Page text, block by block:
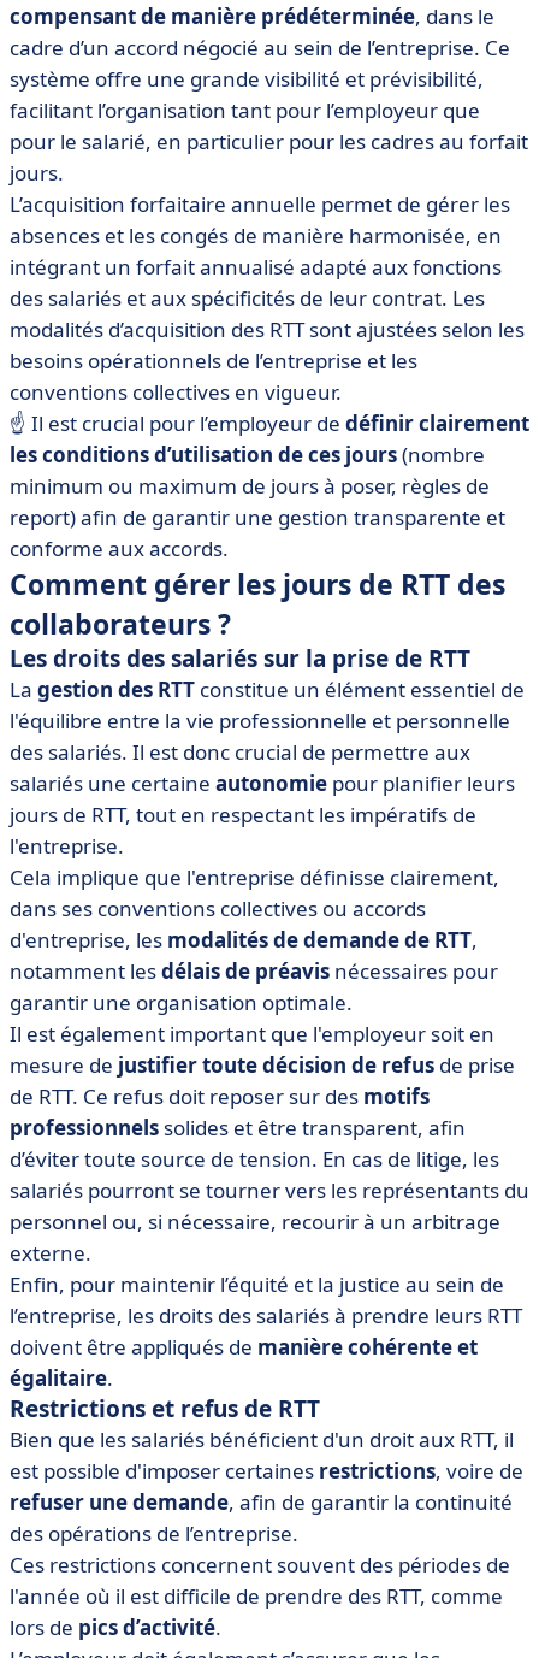
compensant de manière prédéterminée, dans le
cadre d’un accord négocié au sein de l’entreprise. Ce
système offre une grande visibilité et prévisibilité,
facilitant l’organisation tant pour l’employeur que
pour le salarié, en particulier pour les cadres au forfait
jours.
L’acquisition forfaitaire annuelle permet de gérer les
absences et les congés de manière harmonisée, en
intégrant un forfait annualisé adapté aux fonctions
des salariés et aux spécificités de leur contrat. Les
modalités d’acquisition des RTT sont ajustées selon les
besoins opérationnels de l’entreprise et les
conventions collectives en vigueur.
☝️ Il est crucial pour l’employeur de définir clairement
les conditions d’utilisation de ces jours(nombre
minimum ou maximum de jours à poser, règles de
report) afin de garantir une gestion transparente et
conforme aux accords.
Comment gérer les jours de RTT des
collaborateurs ?
Les droits des salariés sur la prise de RTT
La gestion des RTT constitue un élément essentiel de
l'équilibre entre la vie professionnelle et personnelle
des salariés. Il est donc crucial de permettre aux
salariés une certaine autonomie pour planifier leurs
jours de RTT, tout en respectant les impératifs de
l'entreprise.
Cela implique que l'entreprise définisse clairement,
dans ses conventions collectives ou accords
d'entreprise, les modalités de demande de RTT,
notamment lesdélais de préavis nécessaires pour
garantir une organisation optimale.
Il est également important que l'employeur soit en
mesure de justifier toute décision de refus de prise
de RTT. Ce refus doit reposer sur des motifs
professionnels solides et être transparent, afin
d’éviter toute source de tension. En cas de litige, les
salariés pourront se tourner vers les représentants du
personnel ou, si nécessaire, recourir à un arbitrage
externe.
Enfin, pour maintenir l’équité et la justice au sein de
l’entreprise, les droits des salariés à prendre leurs RTT
doivent être appliqués de manière cohérente et
égalitaire.
Restrictions et refus de RTT
Bien que les salariés bénéficient d'un droit aux RTT, il
est possible d'imposer certaines restrictions, voire de
refuser une demande, afin de garantir la continuité
des opérations de l’entreprise.
Ces restrictions concernent souvent des périodes de
l'année où il est difficile de prendre des RTT, comme
lors de pics d’activité.